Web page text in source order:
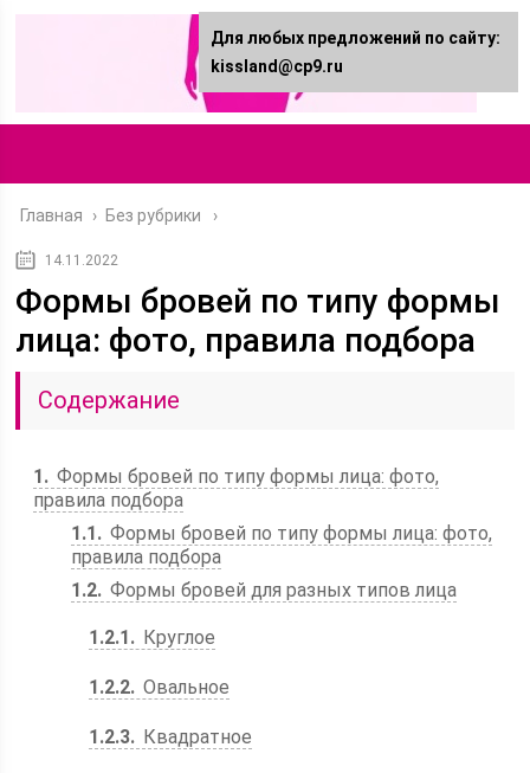
Главная › Без рубрики
14.11.2022
Формы бровей по типу формы
лица: фото, правила подбора
Содержание
1
Формы бровей по типу формы лица: фото,
правила подбора
1.1
Формы бровей по типу формы лица: фото,
правила подбора
1.2 Формы бровей для разных типов лица
1.2.1 Круглое
1.2.2 Овальное
1.2.3 Квадратное
Для любых предложений по сайту:
kissland@cp9.ru